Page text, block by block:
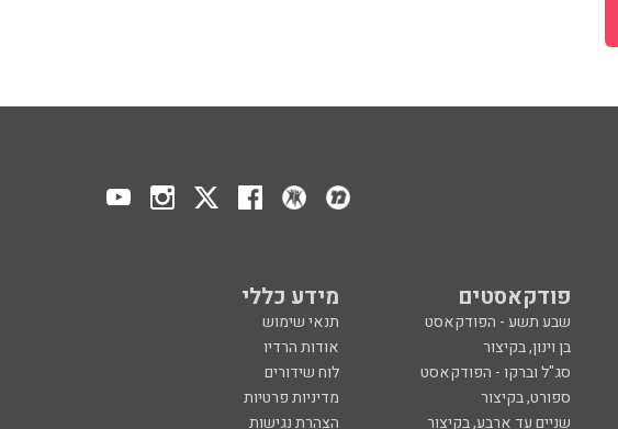
פודקאסטים מידע כללי
שבע תשע - הפודקאסט
תנאי שימוש
בן וינון, בקיצור
אודות הרדיו
סג"ל וברקו - הפודקאסט
לוח שידורים
ספורט, בקיצור
מדיניות פרטיות
שניים עד ארבע, בקיצור הצהרת נגישות